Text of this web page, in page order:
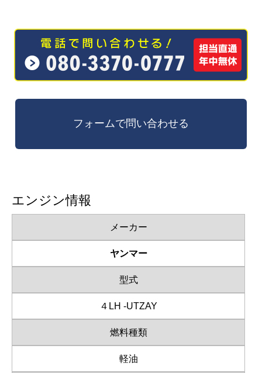
エンジン情報
メーカー
ヤンマー
型式
４LH -UTZAY
燃料種類
軽油